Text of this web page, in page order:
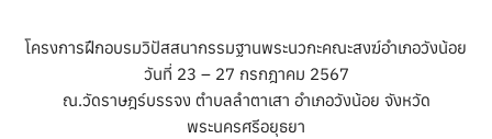
โครงการฝึกอบรมวิปัสสนากรรมฐานพระนวกะคณะสงฆ์อำเภอวังน้อย
วันที่ 23 – 27 กรกฎาคม 2567
ณ.วัดราษฎร์บรรจง ตำบลลำตาเสา อำเภอวังน้อย จังหวัด
พระนครศรีอยุธยา